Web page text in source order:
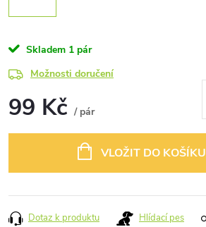
Skladem 1 pár
Možnosti doručení
99 Kč / pár
VLOŽIT DO KOŠÍKU
Dotaz k produktu Hlídací pes